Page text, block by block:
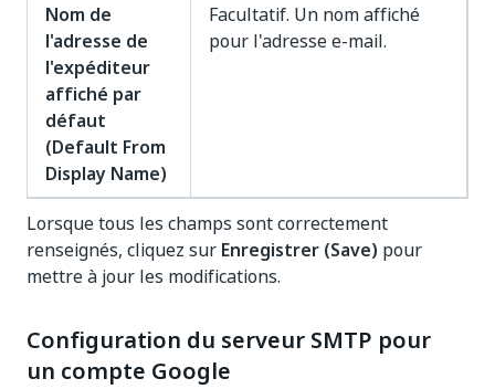
Nom de
l'adresse de
l'expéditeur
affiché par
défaut
(Default From
Display Name)
Facultatif. Un nom affiché
pour l'adresse e-mail.
Lorsque tous les champs sont correctement
renseignés, cliquez sur Enregistrer (Save) pour
mettre à jour les modifications.
Configuration du serveur SMTP pour
un compte Google